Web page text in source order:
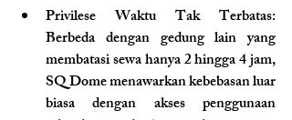
Privilese Waktu Tak Terbatas:
Berbeda dengan gedung lain yang
membatasi sewa hanya 2 hingga 4 jam,
SQ Dome menawarkan kebebasan luar
biasa dengan akses penggunaan